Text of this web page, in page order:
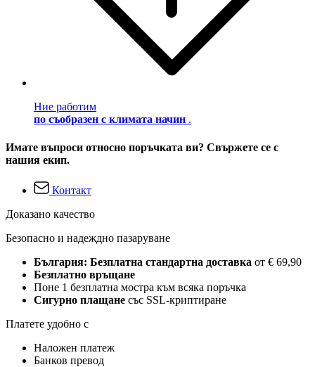
Ние работим
по съобразен с климата начин .
Имате въпроси относно поръчката ви? Свържете се с
нашия екип.
Контакт
Доказано качество
Безопасно и надеждно пазаруване
България: Безплатна стандартна доставка от € 69,90
Безплатно връщане
Поне 1 безплатна мостра към всяка поръчка
Сигурно плащане със SSL-криптиране
Платете удобно с
Наложен платеж
Банков превод